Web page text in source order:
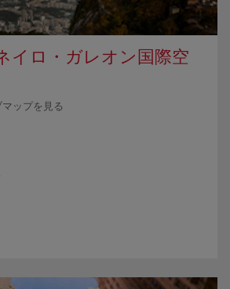
イロ・ガレオン国際空
ップを見る